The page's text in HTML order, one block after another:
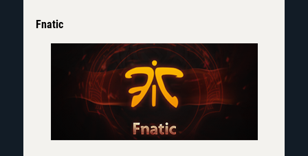
Fnatic